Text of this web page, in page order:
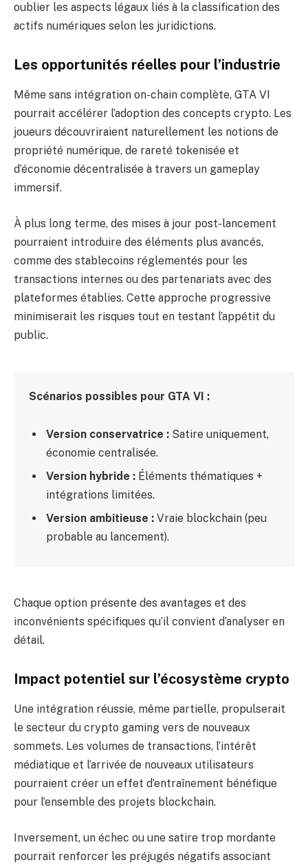
oublier les aspects légaux liés à la classification des
actifs numériques selon les juridictions.
Les opportunités réelles pour l’industrie
Même sans intégration on-chain complète, GTA VI
pourrait accélérer l’adoption des concepts crypto. Les
joueurs découvriraient naturellement les notions de
propriété numérique, de rareté tokenisée et
d’économie décentralisée à travers un gameplay
immersif.
À plus long terme, des mises à jour post-lancement
pourraient introduire des éléments plus avancés,
comme des stablecoins réglementés pour les
transactions internes ou des partenariats avec des
plateformes établies. Cette approche progressive
minimiserait les risques tout en testant l’appétit du
public.
Scénarios possibles pour GTA VI :
Version conservatrice : Satire uniquement,
économie centralisée.
Version hybride : Éléments thématiques +
intégrations limitées.
Version ambitieuse : Vraie blockchain (peu
probable au lancement).
Chaque option présente des avantages et des
inconvénients spécifiques qu’il convient d’analyser en
détail.
Impact potentiel sur l’écosystème crypto
Une intégration réussie, même partielle, propulserait
le secteur du crypto gaming vers de nouveaux
sommets. Les volumes de transactions, l’intérêt
médiatique et l’arrivée de nouveaux utilisateurs
pourraient créer un effet d’entraînement bénéfique
pour l’ensemble des projets blockchain.
Inversement, un échec ou une satire trop mordante
pourrait renforcer les préjugés négatifs associant